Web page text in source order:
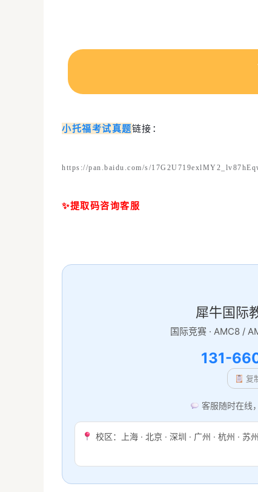
小托福考试真题链接：
https://pan.baidu.com/s/
✨提取码咨询客服
犀牛国际
国际竞赛 · AMC8 /
131-
复
客服随时在线
校区：上海 · 北京 · 深圳 · 广州 · 杭州 · 苏